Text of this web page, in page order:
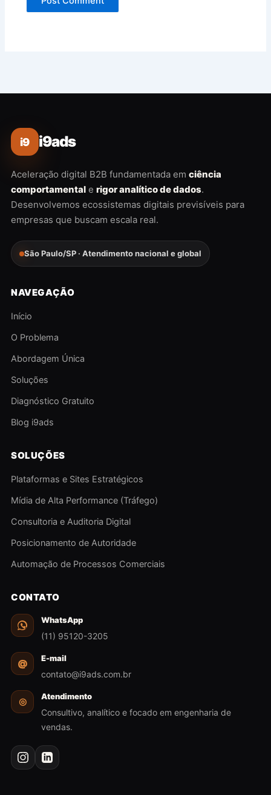
i9 i9ads
Aceleração digital B2B fundamentada em ciência
comportamental e rigor analítico de dados.
Desenvolvemos ecossistemas digitais previsíveis para
empresas que buscam escala real.
São Paulo/SP · Atendimento nacional e global
NAVEGAÇÃO
Início
O Problema
Abordagem Única
Soluções
Diagnóstico Gratuito
Blog i9ads
SOLUÇÕES
Plataformas e Sites Estratégicos
Mídia de Alta Performance (Tráfego)
Consultoria e Auditoria Digital
Posicionamento de Autoridade
Automação de Processos Comerciais
CONTATO
WhatsApp
(11) 95120-3205
@ E-mail
contato@i9ads.com.br
◎ Atendimento
Consultivo, analítico e focado em engenharia de
vendas.